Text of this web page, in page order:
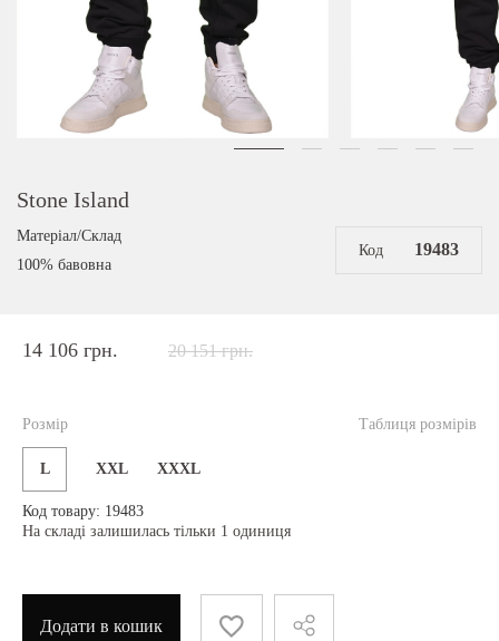
Stone Island
Матеріал/Склад
100% бавовна
Код 19483
14 106 грн. 20 151 грн.
Таблиця розмірів
Розмір
L XXL ХХХL
Код товару: 19483
На складі залишилась тільки 1 одиниця
Додати в кошик